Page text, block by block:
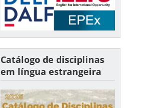
Catálogo de disciplinas
em língua estrangeira